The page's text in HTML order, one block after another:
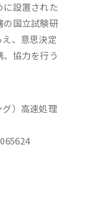
に設置された
の国立試験研
、意思決定
協力を行う
）高速処理